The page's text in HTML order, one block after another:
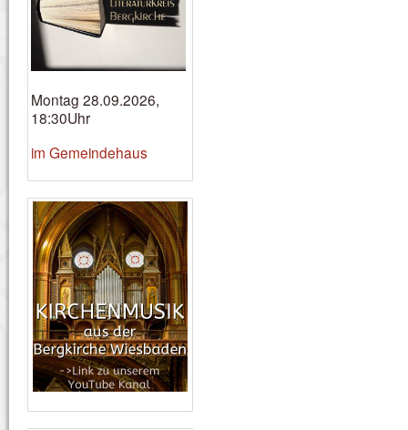
Montag 28.09.2026,
18:30Uhr
im Gemeindehaus